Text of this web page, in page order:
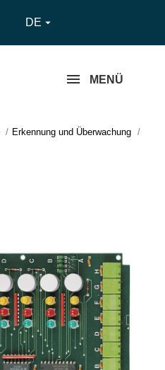
DE 
MENÜ
Erkennung und Überwachung